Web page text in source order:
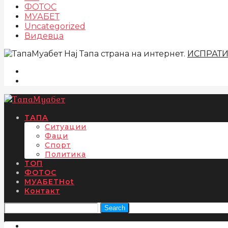
ФОТОС
МУАБЕТ
Uncategorized
Видевца
Нај Тапа страна на интернет. ИСПРАТИ
ТАПА
Ситуации
Фаци
Спорт
Политика
ТОП
ФОТОС
МУАБЕТHot
Контакт
Search